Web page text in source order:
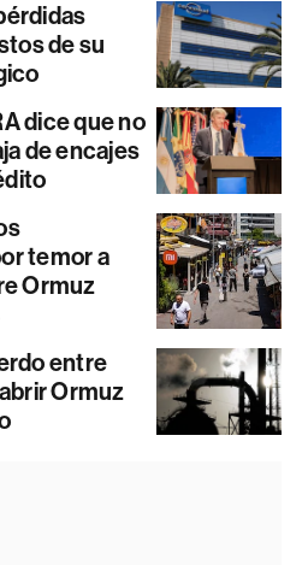
de su
dice que no
de encajes
temor a
Ormuz
entre
Ormuz